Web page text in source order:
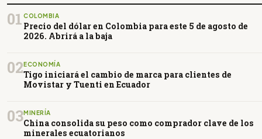
01 COLOMBIA
Precio del dólar en Colombia para este 5 de agosto de
2026. Abrirá a la baja
02ECONOMÍA
Tigo iniciará el cambio de marca para clientes de
Movistar y Tuenti en Ecuador
03MINERÍA
China consolida su peso como comprador clave de los
minerales ecuatorianos